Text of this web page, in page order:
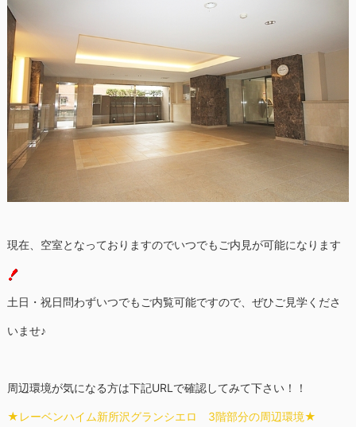
現在、空室となっておりますのでいつでもご内見が可能になります
土日・祝日問わずいつでもご内覧可能ですので、ぜひご見学くださ
いませ♪
周辺環境が気になる方は下記URLで確認してみて下さい！！
★レーベンハイム新所沢グランシエロ 3階部分の周辺環境★